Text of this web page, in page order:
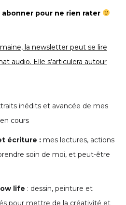
abonner pour ne rien rater
la newsletter peut se lire
audio. Elle s’articulera autour
inédits et avancée de mes
cours
écriture : mes lectures, actions
soin de moi, et peut-être
life : dessin, peinture et
pour mettre de la créativité et